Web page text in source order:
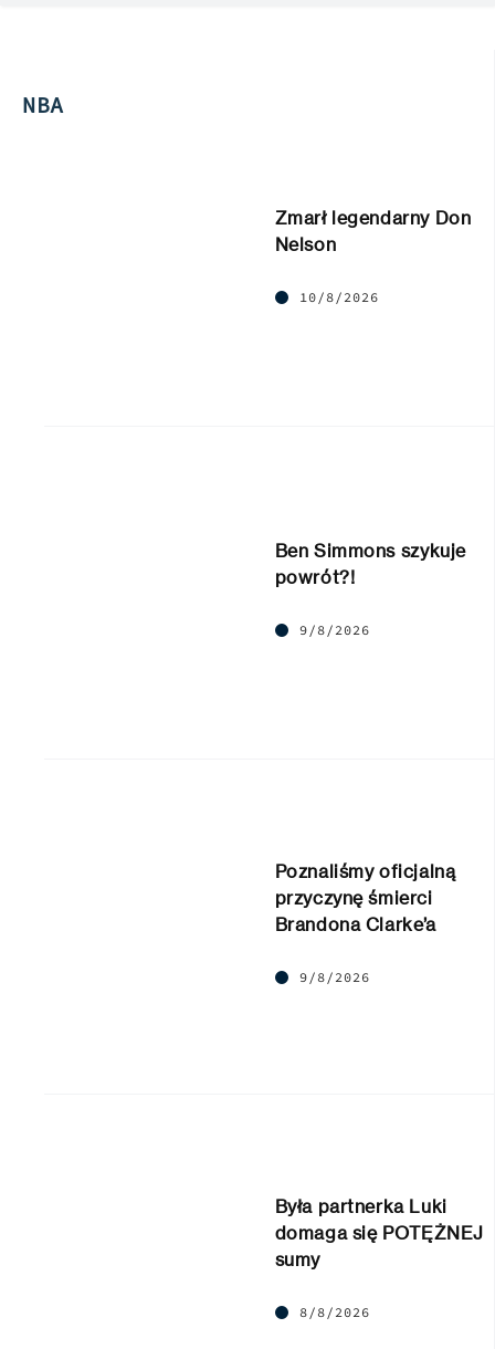
NBA
Zmarł legendarny Don
Nelson
10/8/2026
Ben Simmons szykuje
powrót?!
9/8/2026
Poznaliśmy oficjalną
przyczynę śmierci
Brandona Clarke’a
9/8/2026
Była partnerka Luki
domaga się POTĘŻNEJ
sumy
8/8/2026